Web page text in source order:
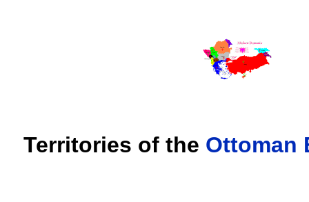
Territories of the Ottoman